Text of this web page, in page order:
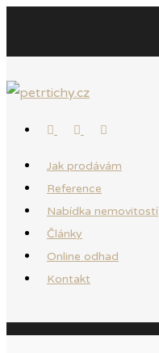
Jak prodávám
Reference
Nabídka nemovitostí
Články
Online odhad
Kontakt